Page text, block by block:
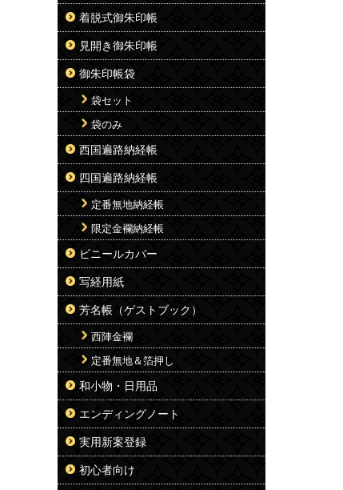
着脱式御朱印帳
見開き御朱印帳
御朱印帳袋
袋セット
袋のみ
西国遍路納経帳
四国遍路納経帳
定番無地納経帳
限定金襴納経帳
ビニールカバー
写経用紙
芳名帳（ゲストブック）
西陣金襴
定番無地＆箔押し
和小物・日用品
エンディングノート
実用新案登録
初心者向け